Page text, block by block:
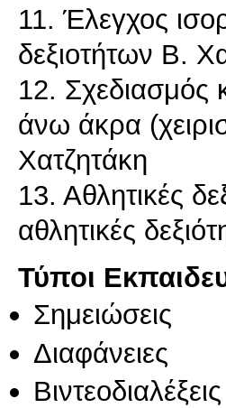
11. Έλεγχος
δεξιοτήτων Β.
12. Σχεδιασμός
άνω άκρα
Χατζητάκη
13. Αθλητικές
Τύποι
Σημειώσεις
Διαφάνειες
Βιντεοδιαλέξεις